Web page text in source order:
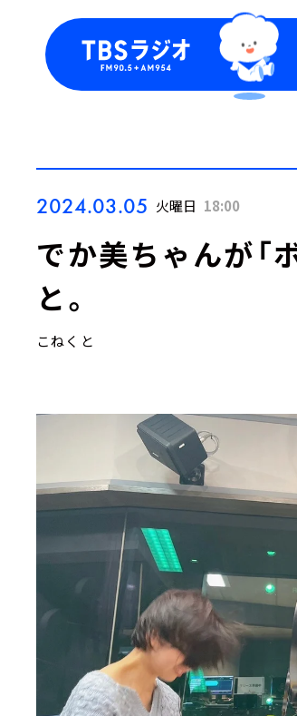
2024.03.05 火曜日 18:00
でか美ちゃんが「
と。
こねくと